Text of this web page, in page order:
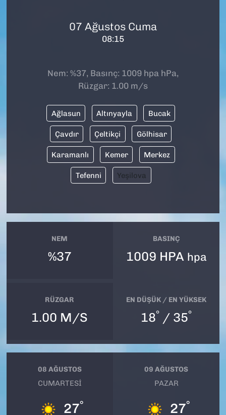
07 Ağustos Cuma
08:15
Nem: %37, Basınç: 1009 hpa hPa,
Rüzgar: 1.00 m/s
Ağlasun Altınyayla Bucak
Çavdır Çeltikçi Gölhisar
Karamanlı Kemer Merkez
Tefenni Yeşilova
NEM
%37
BASINÇ
1009 HPA hpa
RÜZGAR
1.00 M/S
EN DÜŞÜK / EN YÜKSEK
18° / 35°
08 AĞUSTOS
CUMARTESI
27°
09 AĞUSTOS
PAZAR
27°
YEREL YÖNETİMLER